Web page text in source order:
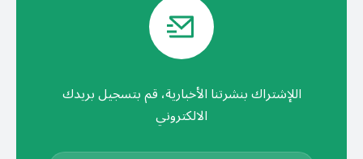
اللإشتراك بنشرتنا الأخبارية، قم بتسجيل بريدك
الالكتروني